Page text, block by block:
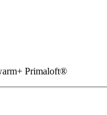
Primaloft®